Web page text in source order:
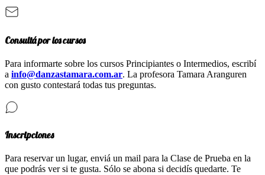
Consultá por los cursos
Para informarte sobre los cursos Principiantes o Intermedios, escribí
a info@danzastamara.com.ar. La profesora Tamara Aranguren
con gusto contestará todas tus preguntas.
Inscripciones
Para reservar un lugar, enviá un mail para la Clase de Prueba en la
que podrás ver si te gusta. Sólo se abona si decidís quedarte. Te